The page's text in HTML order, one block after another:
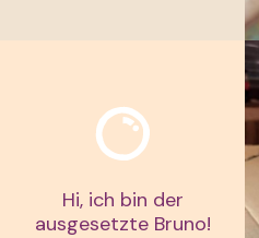
Hi, ich bin der
ausgesetzte Bruno!